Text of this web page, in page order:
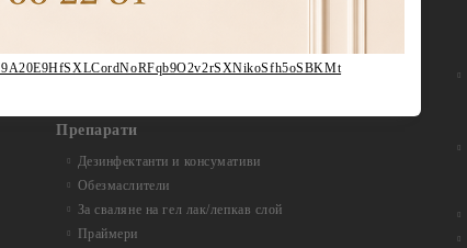
Брокати, Фолиа и др.
Препарати
Дезинфектанти и консумативи
Обезмаслители
За сваляне на гел лак/лепкав слой
Праймери